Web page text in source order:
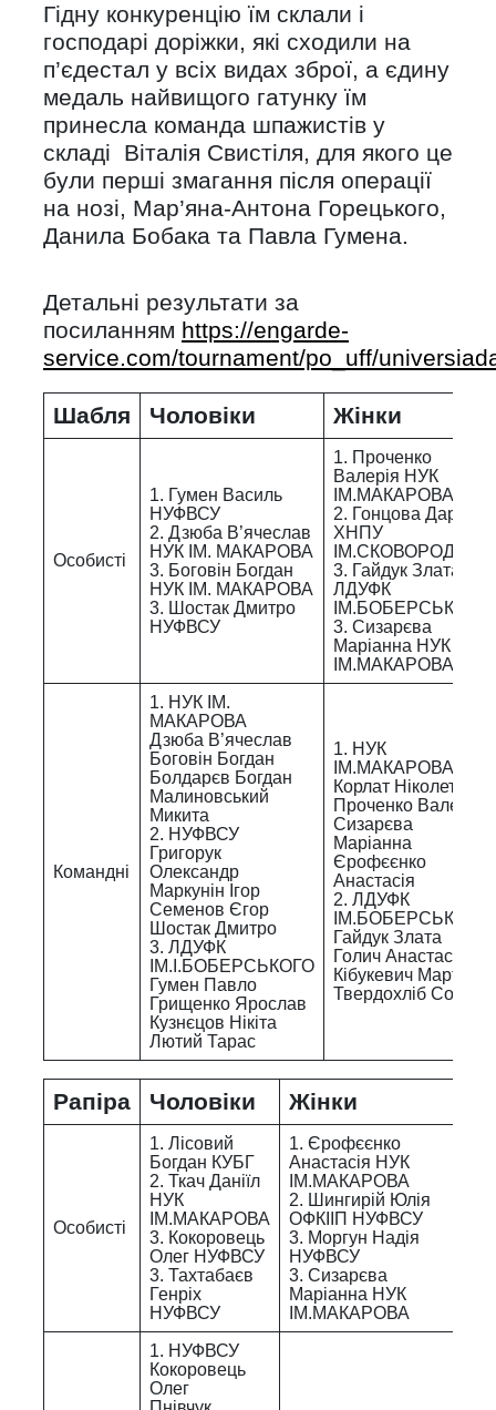
Гідну конкуренцію їм склали і
господарі доріжки, які сходили на
п’єдестал у всіх видах зброї, а єдину
медаль найвищого гатунку їм
принесла команда шпажистів у
складі Віталія Свистіля, для якого це
були перші змагання після операції
на нозі, Мар’яна-Антона Горецького,
Данила Бобака та Павла Гумена.
Детальні результати за
посиланням https://engarde-
service.com/tournament/po_uff/
Шабля Чоловіки Жінки
Особисті
1. Гумен Василь
НУФВСУ
2. Дзюба В’ячеслав
НУК ІМ. МАКАРОВА
3. Боговін Богдан
НУК ІМ. МАКАРОВА
3. Шостак Дмитро
НУФВСУ
1. Проченко
Валерія НУК
ІМ.МАКАРОВА
2. Гонцова Дар’я
ХНПУ
ІМ.СКОВОРОДИ
3. Гайдук Злата
ЛДУФК
ІМ.БОБЕРСЬКОГО
3. Сизарєва
Маріанна НУК
ІМ.МАКАРОВА
Командні
1. НУК ІМ.
МАКАРОВА
Дзюба В’ячеслав
Боговін Богдан
Болдарєв Богдан
Малиновський
Микита
2. НУФВСУ
Григорук
Олександр
Маркунін Ігор
Семенов Єгор
Шостак Дмитро
3. ЛДУФК
ІМ.І.БОБЕРСЬКОГО
Гумен Павло
Грищенко Ярослав
Кузнєцов Нікіта
Лютий Тарас
1. НУК
ІМ.МАКАРОВА
Корлат Ніколетта
Проченко Валерія
Сизарєва
Маріанна
Єрофєєнко
Анастасія
2. ЛДУФК
ІМ.БОБЕРСЬКОГО
Гайдук Злата
Голич Анастасія
Кібукевич Марта
Твердохліб Софія
Рапіра Чоловіки Жінки
Особисті
1. Лісовий
Богдан КУБГ
2. Ткач Даніїл
НУК
ІМ.МАКАРОВА
3. Кокоровець
Олег НУФВСУ
3. Тахтабаєв
Генріх
НУФВСУ
1. Єрофєєнко
Анастасія НУК
ІМ.МАКАРОВА
2. Шингирій Юлія
ОФКІІП НУФВСУ
3. Моргун Надія
НУФВСУ
3. Сизарєва
Маріанна НУК
ІМ.МАКАРОВА
1. НУФВСУ
Кокоровець
Олег